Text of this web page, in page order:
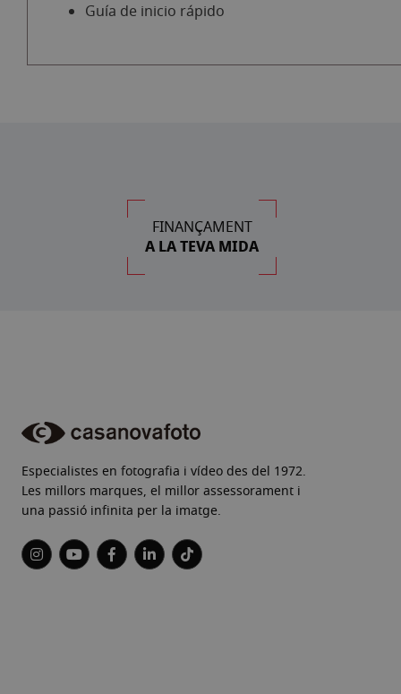
Guía de inicio rápido
FINANÇAMENT
A LA TEVA MIDA
Especialistes en fotografia i vídeo des del 1972.
Les millors marques, el millor assessorament i
una passió infinita per la imatge.